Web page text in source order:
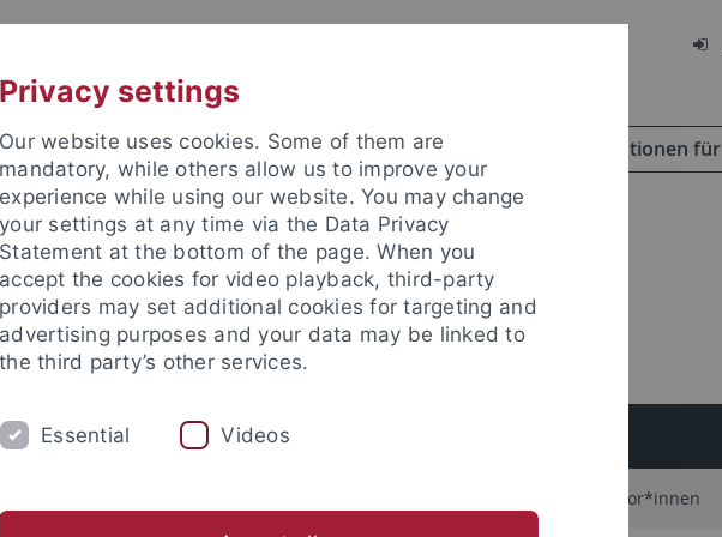
Informationen für
Hilfskräfte und Tutor*innen
Privacy settings
Our website uses cookies. Some of them are
mandatory, while others allow us to improve your
experience while using our website. You may change
your settings at any time via the Data Privacy
Statement at the bottom of the page. When you
accept the cookies for video playback, third-party
providers may set additional cookies for targeting and
advertising purposes and your data may be linked to
the third party’s other services.
Essential Videos